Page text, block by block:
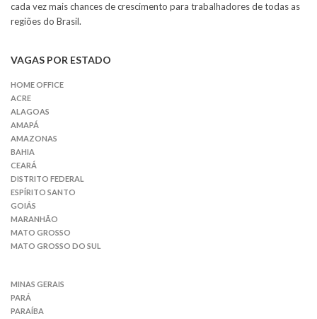
cada vez mais chances de crescimento para trabalhadores de todas as
regiões do Brasil.
VAGAS POR ESTADO
HOME OFFICE
ACRE
ALAGOAS
AMAPÁ
AMAZONAS
BAHIA
CEARÁ
DISTRITO FEDERAL
ESPÍRITO SANTO
GOIÁS
MARANHÃO
MATO GROSSO
MATO GROSSO DO SUL
MINAS GERAIS
PARÁ
PARAÍBA